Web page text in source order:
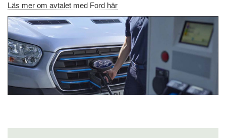
Läs mer om avtalet med Ford här